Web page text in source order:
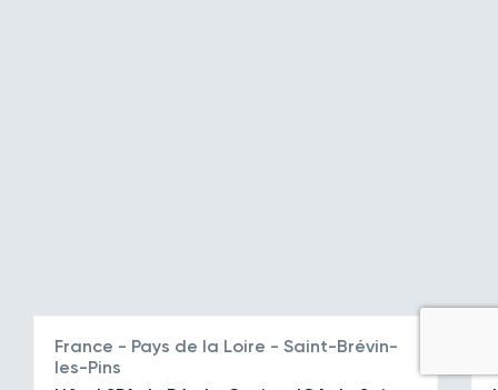
France - Pays de la Loire - Saint-Brévin-
les-Pins